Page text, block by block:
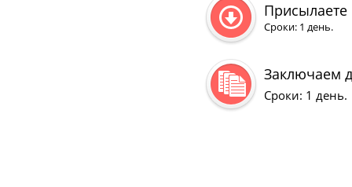
Присылаете
Сроки: 1 день.
Заключаем
Сроки: 1 день.